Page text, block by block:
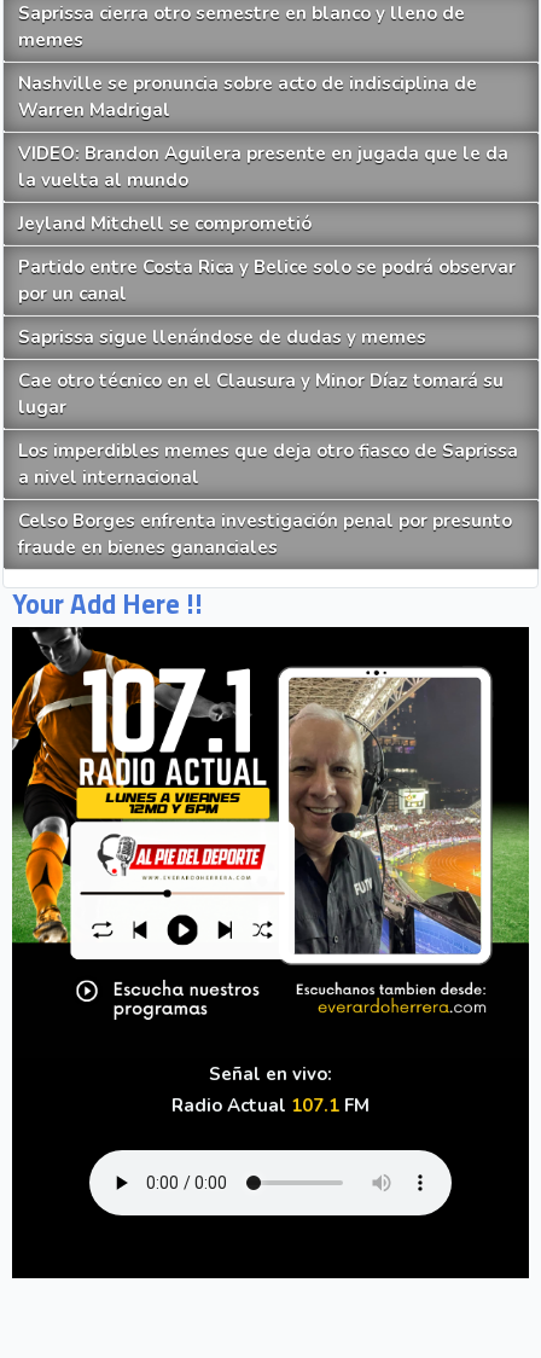
Saprissa cierra otro semestre en blanco y lleno de
memes
Nashville se pronuncia sobre acto de indisciplina de
Warren Madrigal
VIDEO: Brandon Aguilera presente en jugada que le da
la vuelta al mundo
Jeyland Mitchell se comprometió
Partido entre Costa Rica y Belice solo se podrá observar
por un canal
Saprissa sigue llenándose de dudas y memes
Cae otro técnico en el Clausura y Minor Díaz tomará su
lugar
Los imperdibles memes que deja otro fiasco de Saprissa
a nivel internacional
Celso Borges enfrenta investigación penal por presunto
fraude en bienes gananciales
Your Add Here !!
Señal en vivo:
Radio Actual 107.1 FM